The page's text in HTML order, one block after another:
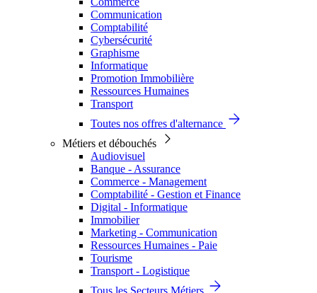
Communication
Comptabilité
Cybersécurité
Graphisme
Informatique
Promotion Immobilière
Ressources Humaines
Transport
Toutes nos offres d'alternance
Métiers et débouchés
Audiovisuel
Banque - Assurance
Commerce - Management
Comptabilité - Gestion et Finance
Digital - Informatique
Immobilier
Marketing - Communication
Ressources Humaines - Paie
Tourisme
Transport - Logistique
Tous les Secteurs Métiers